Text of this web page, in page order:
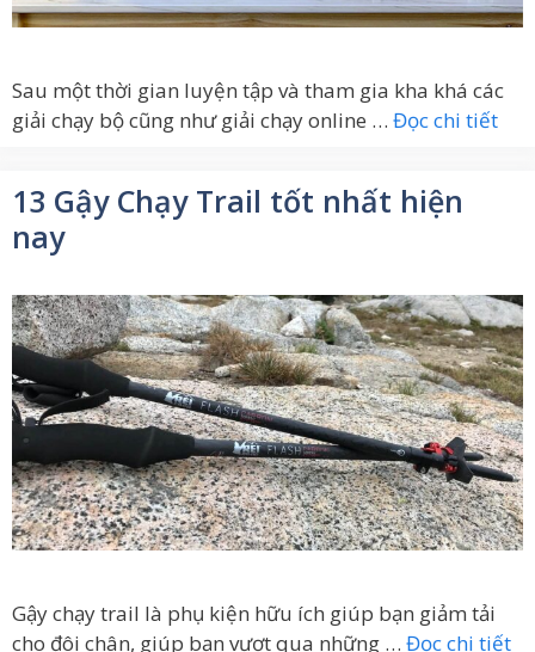
Sau một thời gian luyện tập và tham gia kha khá các
giải chạy bộ cũng như giải chạy online … Đọc chi tiết
13 Gậy Chạy Trail tốt nhất hiện
nay
Gậy chạy trail là phụ kiện hữu ích giúp bạn giảm tải
cho đôi chân, giúp bạn vượt qua những … Đọc chi tiết